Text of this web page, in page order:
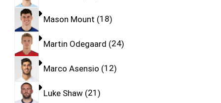
Mason Mount 18
Martin Odegaard 24
Marco Asensio 12
Luke Shaw 21